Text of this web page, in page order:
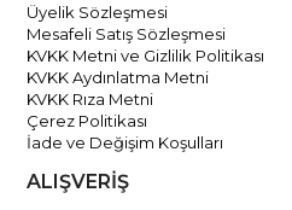
Üyelik Sözleşmesi
Mesafeli Satış Sözleşmesi
KVKK Metni ve Gizlilik Politikası
KVKK Aydınlatma Metni
KVKK Rıza Metni
Çerez Politikası
İade ve Değişim Koşulları
ALIŞVERİŞ